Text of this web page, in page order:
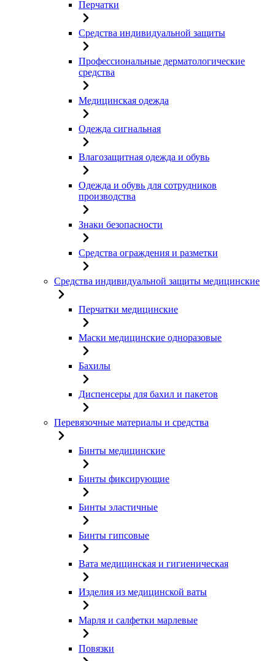
Перчатки
Средства индивидуальной защиты
Профессиональные дерматологические
средства
Медицинская одежда
Одежда сигнальная
Влагозащитная одежда и обувь
Одежда и обувь для сотрудников
производства
Знаки безопасности
Средства ограждения и разметки
Средства индивидуальной защиты медицинские
Перчатки медицинские
Маски медицинские одноразовые
Бахилы
Диспенсеры для бахил и пакетов
Перевязочные материалы и средства
Бинты медицинские
Бинты фиксирующие
Бинты эластичные
Бинты гипсовые
Вата медицинская и гигиеническая
Изделия из медицинской ваты
Марля и салфетки марлевые
Повязки